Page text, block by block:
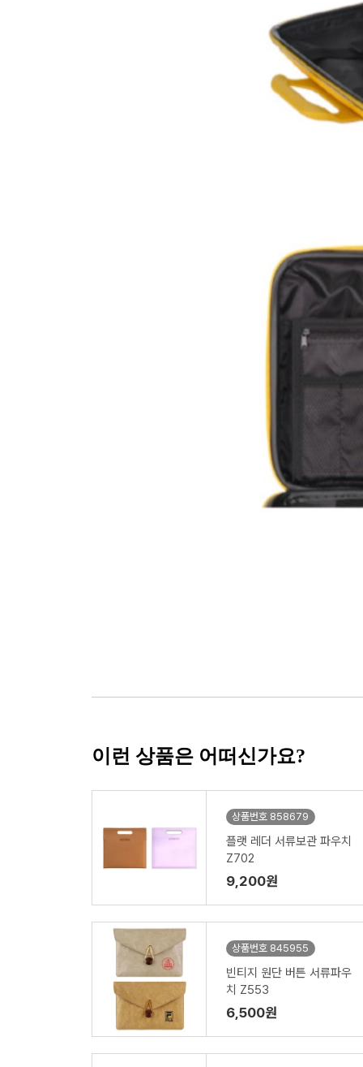
이런 상품은 어떠신가요?
상품번호 858679
플랫 레더 서류보관 파우치
Z702
9,200원
상품번호 845955
빈티지 원단 버튼 서류파우
치 Z553
6,500원